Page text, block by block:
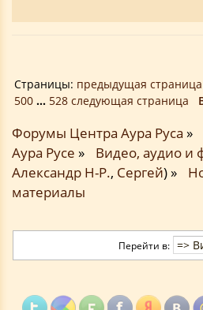
Страницы: предыдущая страница
500 ... 528 следующая страница
Форумы Центра Аура Руса »
Аура Русе » Видео, аудио и
Александр Н-Р., Сергей) »
материалы
Перейти в: